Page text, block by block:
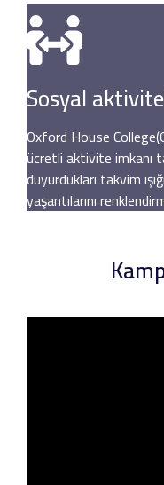
Sosyal
Oxford House
ücretli aktivite imkanı
duyurdukları takvim
yaşantılarını